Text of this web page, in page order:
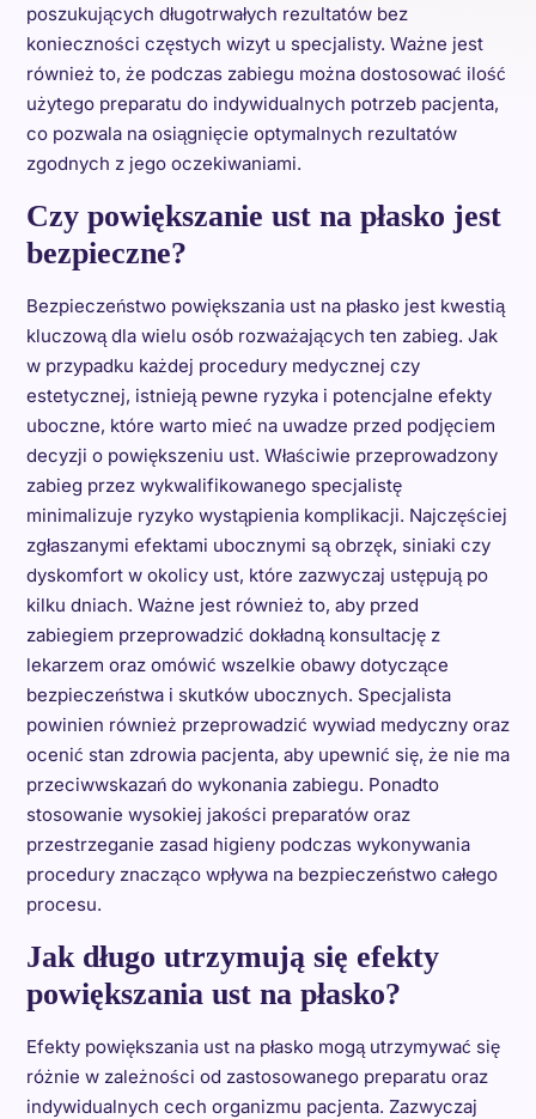
poszukujących długotrwałych rezultatów bez
konieczności częstych wizyt u specjalisty. Ważne jest
również to, że podczas zabiegu można dostosować ilość
użytego preparatu do indywidualnych potrzeb pacjenta,
co pozwala na osiągnięcie optymalnych rezultatów
zgodnych z jego oczekiwaniami.
Czy powiększanie ust na płasko jest
bezpieczne?
Bezpieczeństwo powiększania ust na płasko jest kwestią
kluczową dla wielu osób rozważających ten zabieg. Jak
w przypadku każdej procedury medycznej czy
estetycznej, istnieją pewne ryzyka i potencjalne efekty
uboczne, które warto mieć na uwadze przed podjęciem
decyzji o powiększeniu ust. Właściwie przeprowadzony
zabieg przez wykwalifikowanego specjalistę
minimalizuje ryzyko wystąpienia komplikacji. Najczęściej
zgłaszanymi efektami ubocznymi są obrzęk, siniaki czy
dyskomfort w okolicy ust, które zazwyczaj ustępują po
kilku dniach. Ważne jest również to, aby przed
zabiegiem przeprowadzić dokładną konsultację z
lekarzem oraz omówić wszelkie obawy dotyczące
bezpieczeństwa i skutków ubocznych. Specjalista
powinien również przeprowadzić wywiad medyczny oraz
ocenić stan zdrowia pacjenta, aby upewnić się, że nie ma
przeciwwskazań do wykonania zabiegu. Ponadto
stosowanie wysokiej jakości preparatów oraz
przestrzeganie zasad higieny podczas wykonywania
procedury znacząco wpływa na bezpieczeństwo całego
procesu.
Jak długo utrzymują się efekty
powiększania ust na płasko?
Efekty powiększania ust na płasko mogą utrzymywać się
różnie w zależności od zastosowanego preparatu oraz
indywidualnych cech organizmu pacjenta. Zazwyczaj